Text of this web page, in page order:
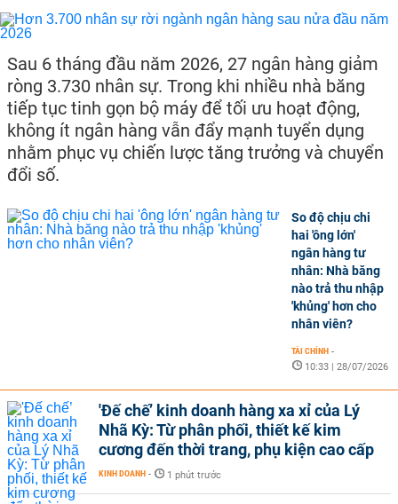
Sau 6 tháng đầu năm 2026, 27 ngân hàng giảm
ròng 3.730 nhân sự. Trong khi nhiều nhà băng
tiếp tục tinh gọn bộ máy để tối ưu hoạt động,
không ít ngân hàng vẫn đẩy mạnh tuyển dụng
nhằm phục vụ chiến lược tăng trưởng và chuyển
đổi số.
So độ chịu chi
hai 'ông lớn'
ngân hàng tư
nhân: Nhà băng
nào trả thu nhập
'khủng' hơn cho
nhân viên?
TÀI CHÍNH -
10:33 | 28/07/2026
'Đế chế’ kinh doanh hàng xa xỉ của Lý
Nhã Kỳ: Từ phân phối, thiết kế kim
cương đến thời trang, phụ kiện cao cấp
KINH DOANH - 1 phút trước